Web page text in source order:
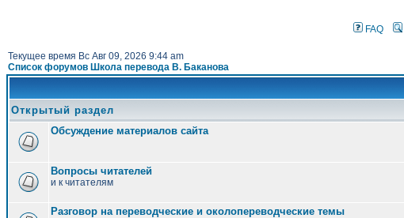
FAQ
Текущее время Вс Авг 09, 2026 9:44 am
Список форумов Школа перевода В. Баканова
Открытый раздел
Обсуждение материалов сайта
Вопросы читателей
и к читателям
Разговор на переводческие и околопереводческие темы